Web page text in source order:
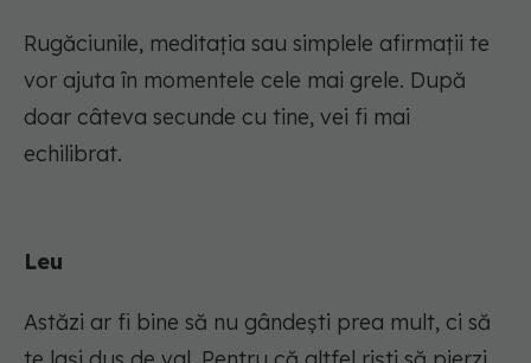
Rugăciunile, meditația sau simplele afirmații te
vor ajuta în momentele cele mai grele. După
doar câteva secunde cu tine, vei fi mai
echilibrat.
Leu
Astăzi ar fi bine să nu gândești prea mult, ci să